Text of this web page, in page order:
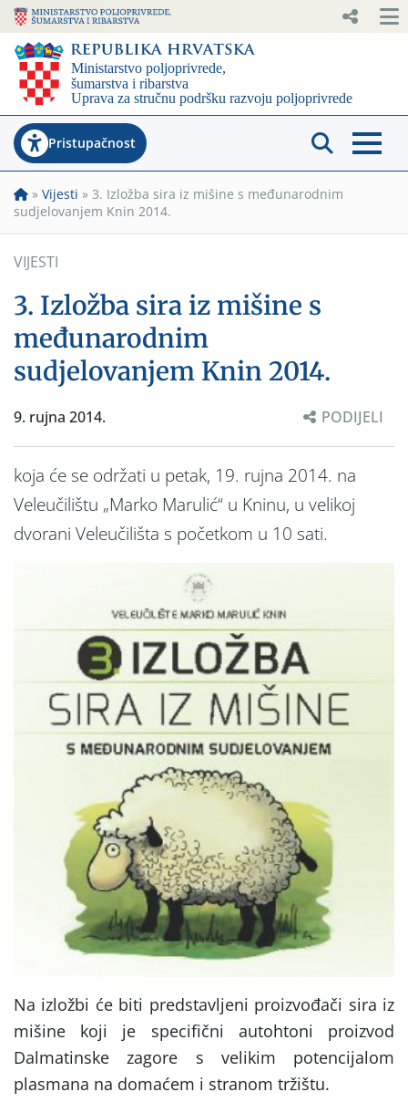
Pristupačnost
» Vijesti » 3. Izložba sira iz mišine s međunarodnim
sudjelovanjem Knin 2014.
VIJESTI
3. Izložba sira iz mišine s
međunarodnim
sudjelovanjem Knin 2014.
9. rujna 2014. PODIJELI
koja će se održati u petak, 19. rujna 2014. na
Veleučilištu „Marko Marulić“ u Kninu, u velikoj
dvorani Veleučilišta s početkom u 10 sati.
Na izložbi će biti predstavljeni proizvođači sira iz
mišine koji je specifični autohtoni proizvod
Dalmatinske zagore s velikim potencijalom
plasmana na domaćem i stranom tržištu.